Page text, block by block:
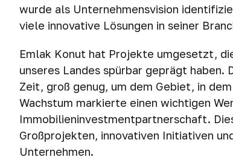
wurde als Unternehmensvision
viele innovative Lösungen in seiner
Emlak Konut hat Projekte umgesetzt,
unseres Landes spürbar geprägt
Zeit, groß genug, um dem Gebiet, in
Wachstum markierte einen wichtigen
Immobilieninvestmentpartnerschaft.
Großprojekten, innovativen Initiativen
Unternehmen.